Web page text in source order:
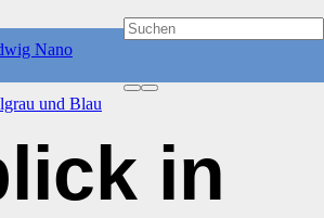
MESSSYSTEMEN
in